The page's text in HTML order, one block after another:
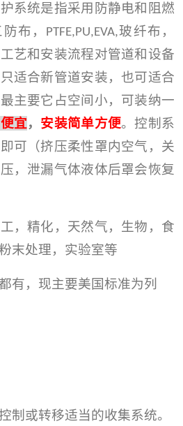
系统是指采用防静电和阻燃
布， PTFE,PU,EVA,玻纤布，
艺和安装流程对管道和设备
适合新管道安装，也可适合
主要它占空间小，可装纳一
宜， 安装简单方便。控制系
可（挤压柔性罩内空气，关
，泄漏气体液体后罩会恢复
，精化，天然气，生物，食
末处理，实验室等
有，现主要美国标准为列
制或转移适当的收集系统。